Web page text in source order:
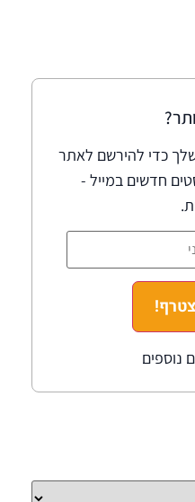
כדי להירשם לאתר
חדשים במייל -